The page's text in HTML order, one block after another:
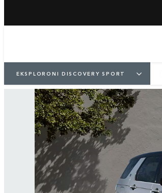
EKSPLORONI DISCOVERY SPORT